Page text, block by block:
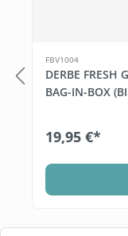
FBV1004
DERBE FRESH
BAG-IN-BOX
19,95 €*